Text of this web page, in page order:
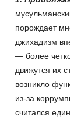
порождает
джихадизм
— более
движутся их
возникло
из-за
считался